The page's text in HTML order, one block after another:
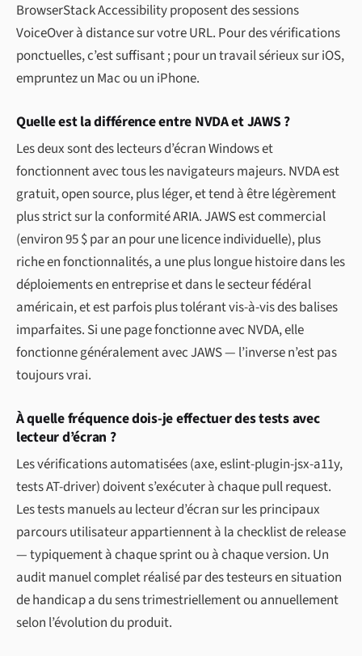
BrowserStack Accessibility proposent des sessions
VoiceOver à distance sur votre URL. Pour des vérifications
ponctuelles, c’est suffisant ; pour un travail sérieux sur iOS,
empruntez un Mac ou un iPhone.
Quelle est la différence entre NVDA et JAWS ?
Les deux sont des lecteurs d’écran Windows et
fonctionnent avec tous les navigateurs majeurs. NVDA est
gratuit, open source, plus léger, et tend à être légèrement
plus strict sur la conformité ARIA. JAWS est commercial
(environ 95 $ par an pour une licence individuelle), plus
riche en fonctionnalités, a une plus longue histoire dans les
déploiements en entreprise et dans le secteur fédéral
américain, et est parfois plus tolérant vis-à-vis des balises
imparfaites. Si une page fonctionne avec NVDA, elle
fonctionne généralement avec JAWS — l’inverse n’est pas
toujours vrai.
À quelle fréquence dois-je effectuer des tests avec
lecteur d’écran ?
Les vérifications automatisées (axe, eslint-plugin-jsx-a11y,
tests AT-driver) doivent s’exécuter à chaque pull request.
Les tests manuels au lecteur d’écran sur les principaux
parcours utilisateur appartiennent à la checklist de release
— typiquement à chaque sprint ou à chaque version. Un
audit manuel complet réalisé par des testeurs en situation
de handicap a du sens trimestriellement ou annuellement
selon l’évolution du produit.